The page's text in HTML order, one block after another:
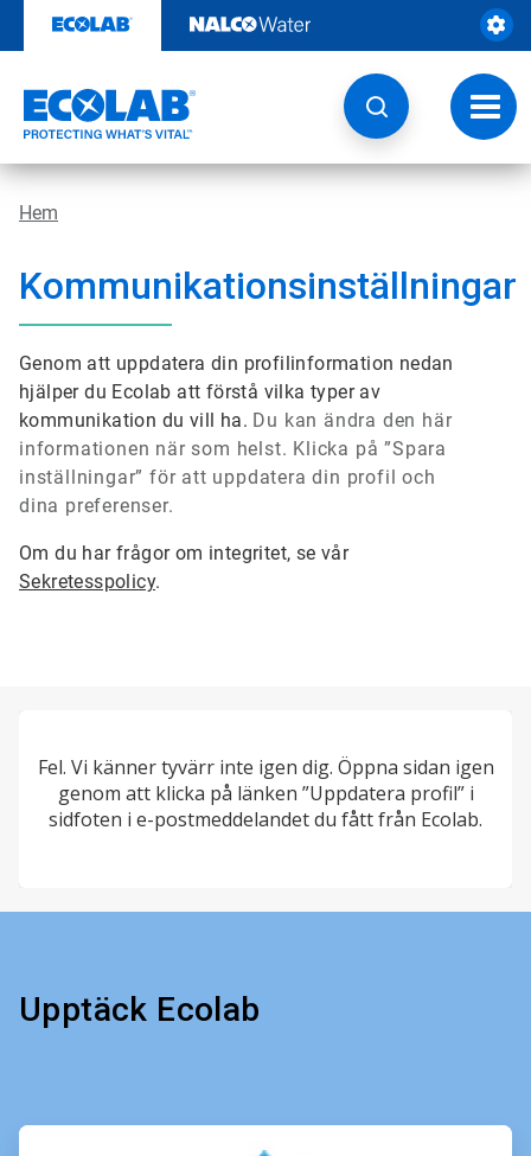
innehåll
Ändra
Hem
Kommunikationsinställningar
Genom att uppdatera din profilinformation nedan
hjälper du Ecolab att förstå vilka typer av
kommunikation du vill ha. Du kan ändra den här
informationen när som helst. Klicka på ”Spara
inställningar” för att uppdatera din profil och
dina preferenser.
Om du har frågor om integritet, se vår
Sekretesspolicy.
Fel. Vi känner tyvärr inte igen dig. Öppna sidan igen
genom att klicka på länken ”Uppdatera profil” i
sidfoten i e-postmeddelandet du fått från Ecolab.
Upptäck Ecolab
ArticleTile